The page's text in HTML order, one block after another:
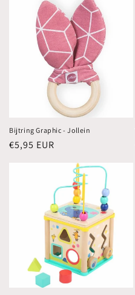
Bijtring Graphic - Jollein
Normale
€5,95 EUR